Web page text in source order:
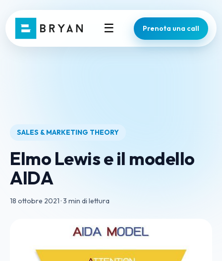
☰ Prenota una call
SALES & MARKETING THEORY
Elmo Lewis e il modello
AIDA
18 ottobre 2021·3 min di lettura